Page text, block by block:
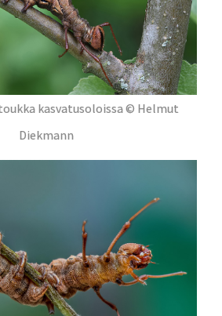
kasvatusoloissa © Helmut
Diekmann